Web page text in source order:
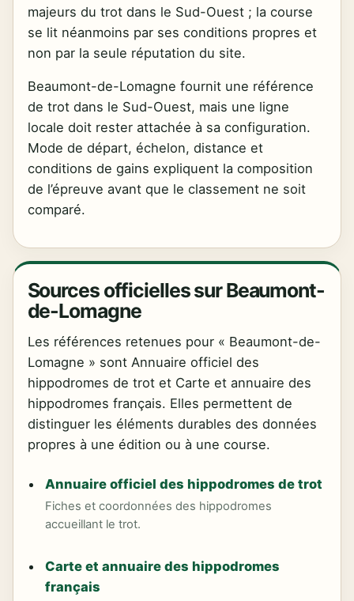
majeurs du trot dans le Sud-Ouest ; la course
se lit néanmoins par ses conditions propres et
non par la seule réputation du site.
Beaumont-de-Lomagne fournit une référence
de trot dans le Sud-Ouest, mais une ligne
locale doit rester attachée à sa configuration.
Mode de départ, échelon, distance et
conditions de gains expliquent la composition
de l’épreuve avant que le classement ne soit
comparé.
Sources officielles sur Beaumont-
de-Lomagne
Les références retenues pour « Beaumont-de-
Lomagne » sont Annuaire officiel des
hippodromes de trot et Carte et annuaire des
hippodromes français. Elles permettent de
distinguer les éléments durables des données
propres à une édition ou à une course.
Annuaire officiel des hippodromes de trot
Fiches et coordonnées des hippodromes
accueillant le trot.
Carte et annuaire des hippodromes
français